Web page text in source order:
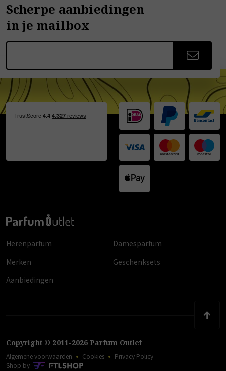
Scherpe aanbiedingen
in je mailbox
Herenparfum
Damesparfum
Merken
Geschenksets
Aanbiedingen
Copyright © 2011-2026 Parfum Outlet
Algemene voorwaarden Cookies
Privacy Policy
Shop by